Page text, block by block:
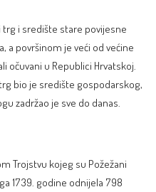
trg i središte stare povijesne
a površinom je veći od većine
očuvani u Republici Hrvatskoj.
bio je središte gospodarskog,
zadržao je sve do danas.
Trojstvu kojeg su Požežani
1739. godine odnijela 798